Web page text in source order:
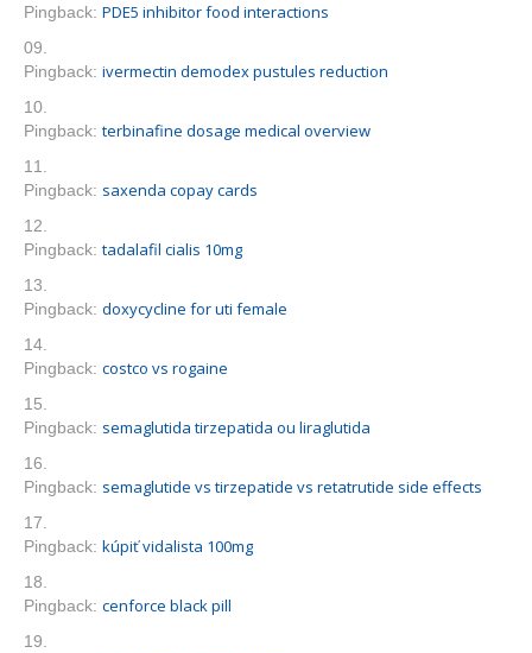
Pingback: PDE5 inhibitor food interactions
Pingback: ivermectin demodex pustules reduction
Pingback: terbinafine dosage medical overview
Pingback: saxenda copay cards
Pingback: tadalafil cialis 10mg
Pingback: doxycycline for uti female
Pingback: costco vs rogaine
Pingback: semaglutida tirzepatida ou liraglutida
Pingback: semaglutide vs tirzepatide vs retatrutide side effects
Pingback: kúpiť vidalista 100mg
Pingback: cenforce black pill